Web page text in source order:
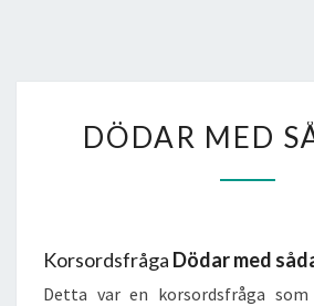
MED
DÖDAR MED
Korsordsfråga Dödar med
Detta var en korsordsfråga